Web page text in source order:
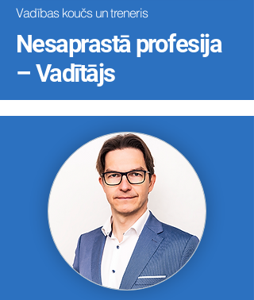
Vadības koučs un treneris
Nesaprastā profesija
– Vadītājs